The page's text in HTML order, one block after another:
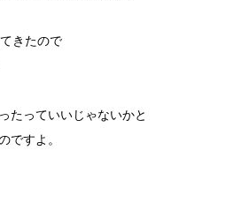
きたので
たっていいじゃないかと
ですよ。